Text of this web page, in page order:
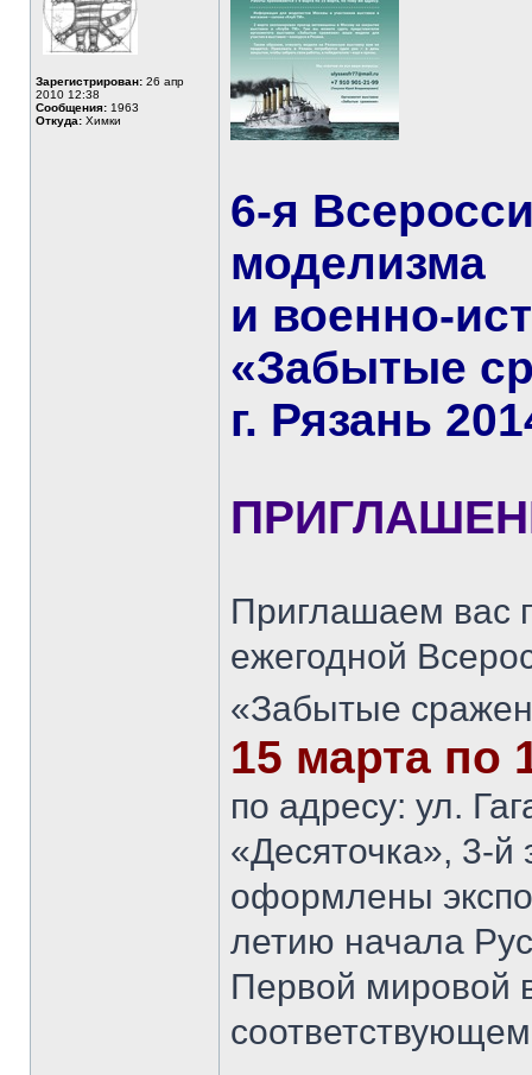
Зарегистрирован: 26 апр
2010 12:38
Сообщения: 1963
Откуда: Химки
6-я
моделизма
и военно-
«Забытые
г. Рязань
Приглашаем вас
ежегодной
«Забытые
15 марта по
по адресу: ул.
«Десяточка», 3-й
оформлены
летию начала
Первой мировой